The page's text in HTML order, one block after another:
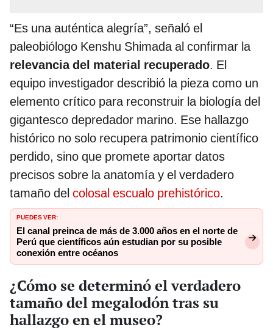
“Es una auténtica alegría”, señaló el
paleobiólogo Kenshu Shimada al confirmar la
relevancia del material recuperado. El
equipo investigador describió la pieza como un
elemento crítico para reconstruir la biología del
gigantesco depredador marino. Ese hallazgo
histórico no solo recupera patrimonio científico
perdido, sino que promete aportar datos
precisos sobre la anatomía y el verdadero
tamaño del colosal escualo prehistórico.
PUEDES VER:
El canal preinca de más de 3.000 años en el norte de
Perú que científicos aún estudian por su posible
conexión entre océanos
¿Cómo se determinó el verdadero
tamaño del megalodón tras su
hallazgo en el museo?